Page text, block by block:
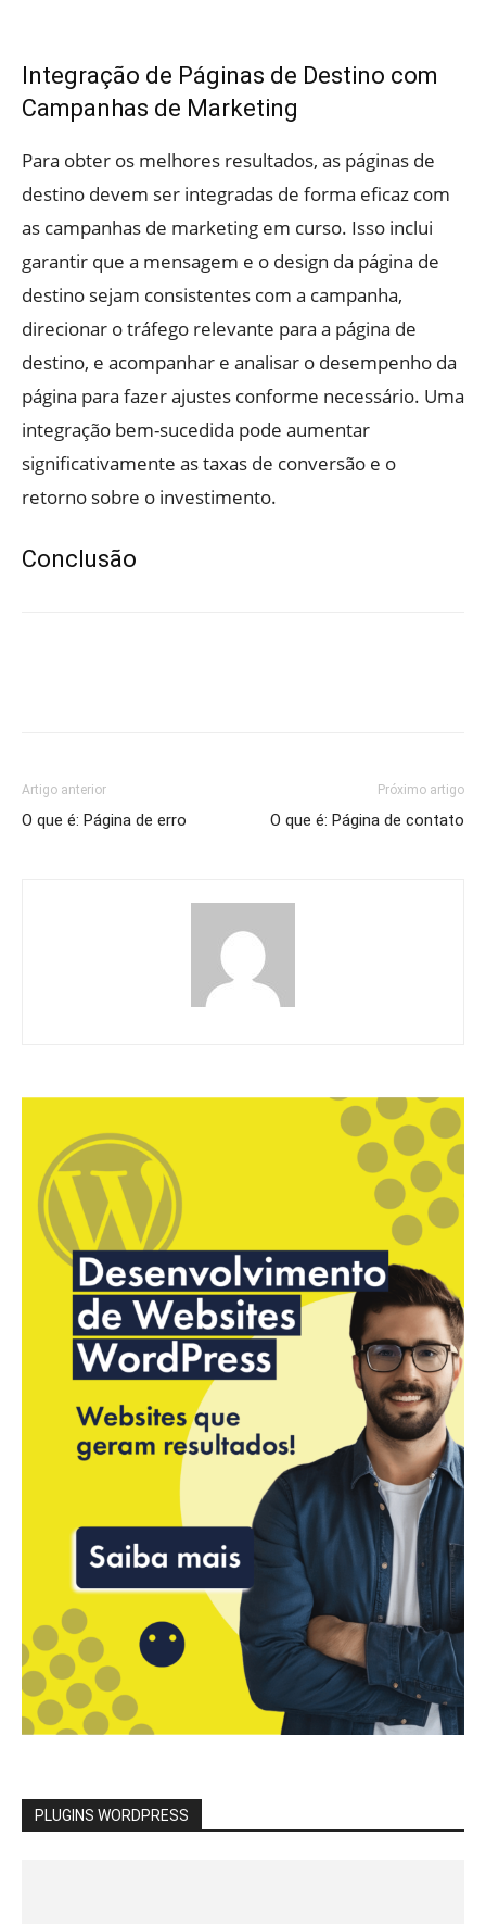
Integração de Páginas de Destino com
Campanhas de Marketing
Para obter os melhores resultados, as páginas de
destino devem ser integradas de forma eficaz com
as campanhas de marketing em curso. Isso inclui
garantir que a mensagem e o design da página de
destino sejam consistentes com a campanha,
direcionar o tráfego relevante para a página de
destino, e acompanhar e analisar o desempenho da
página para fazer ajustes conforme necessário. Uma
integração bem-sucedida pode aumentar
significativamente as taxas de conversão e o
retorno sobre o investimento.
Conclusão
Artigo anterior
O que é: Página de erro
Próximo artigo
O que é: Página de contato
PLUGINS WORDPRESS